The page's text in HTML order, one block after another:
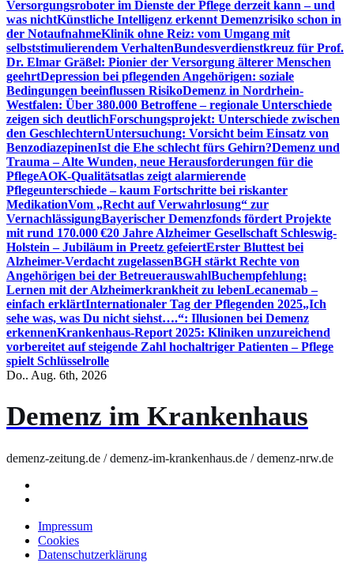
Versorgungsroboter im Dienste der Pflege derzeit kann – und
was nichtKünstliche Intelligenz erkennt Demenzrisiko schon in
der NotaufnahmeKlinik ohne Reiz: vom Umgang mit
selbststimulierendem VerhaltenBundesverdienstkreuz für Prof.
Dr. Elmar Gräßel: Pionier der Versorgung älterer Menschen
geehrtDepression bei pflegenden Angehörigen: soziale
Bedingungen beeinflussen RisikoDemenz in Nordrhein-
Westfalen: Über 380.000 Betroffene – regionale Unterschiede
zeigen sich deutlichForschungsprojekt: Unterschiede zwischen
den GeschlechternUntersuchung: Vorsicht beim Einsatz von
BenzodiazepinenIst die Ehe schlecht fürs Gehirn?Demenz und
Trauma – Alte Wunden, neue Herausforderungen für die
PflegeAOK-Qualitätsatlas zeigt alarmierende
Pflegeunterschiede – kaum Fortschritte bei riskanter
MedikationVom „Recht auf Verwahrlosung“ zur
VernachlässigungBayerischer Demenzfonds fördert Projekte
mit rund 170.000 €20 Jahre Alzheimer Gesellschaft Schleswig-
Holstein – Jubiläum in Preetz gefeiertErster Bluttest bei
Alzheimer-Verdacht zugelassenBGH stärkt Rechte von
Angehörigen bei der BetreuerauswahlBuchempfehlung:
Lernen mit der Alzheimerkrankheit zu lebenLecanemab –
einfach erklärtInternationaler Tag der Pflegenden 2025„Ich
sehe was, was Du nicht siehst….“: Illusionen bei Demenz
erkennenKrankenhaus-Report 2025: Kliniken unzureichend
vorbereitet auf steigende Zahl hochaltriger Patienten – Pflege
spielt Schlüsselrolle
Do.. Aug. 6th, 2026
Demenz im Krankenhaus
demenz-zeitung.de / demenz-im-krankenhaus.de / demenz-nrw.de
Impressum
Cookies
Datenschutzerklärung